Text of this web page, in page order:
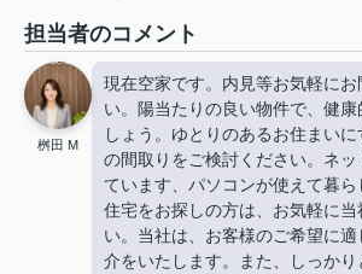
担当者のコメント
桝田 M
現在空家です。内見等お気軽にお
い。陽当たりの良い物件で、健康
しょう。ゆとりのあるお住まい
の間取りをご検討ください。ネッ
ています、パソコンが使えて暮
住宅をお探しの方は、お気軽に当
い。当社は、お客様のご希望に
介をいたします。また、しっかり